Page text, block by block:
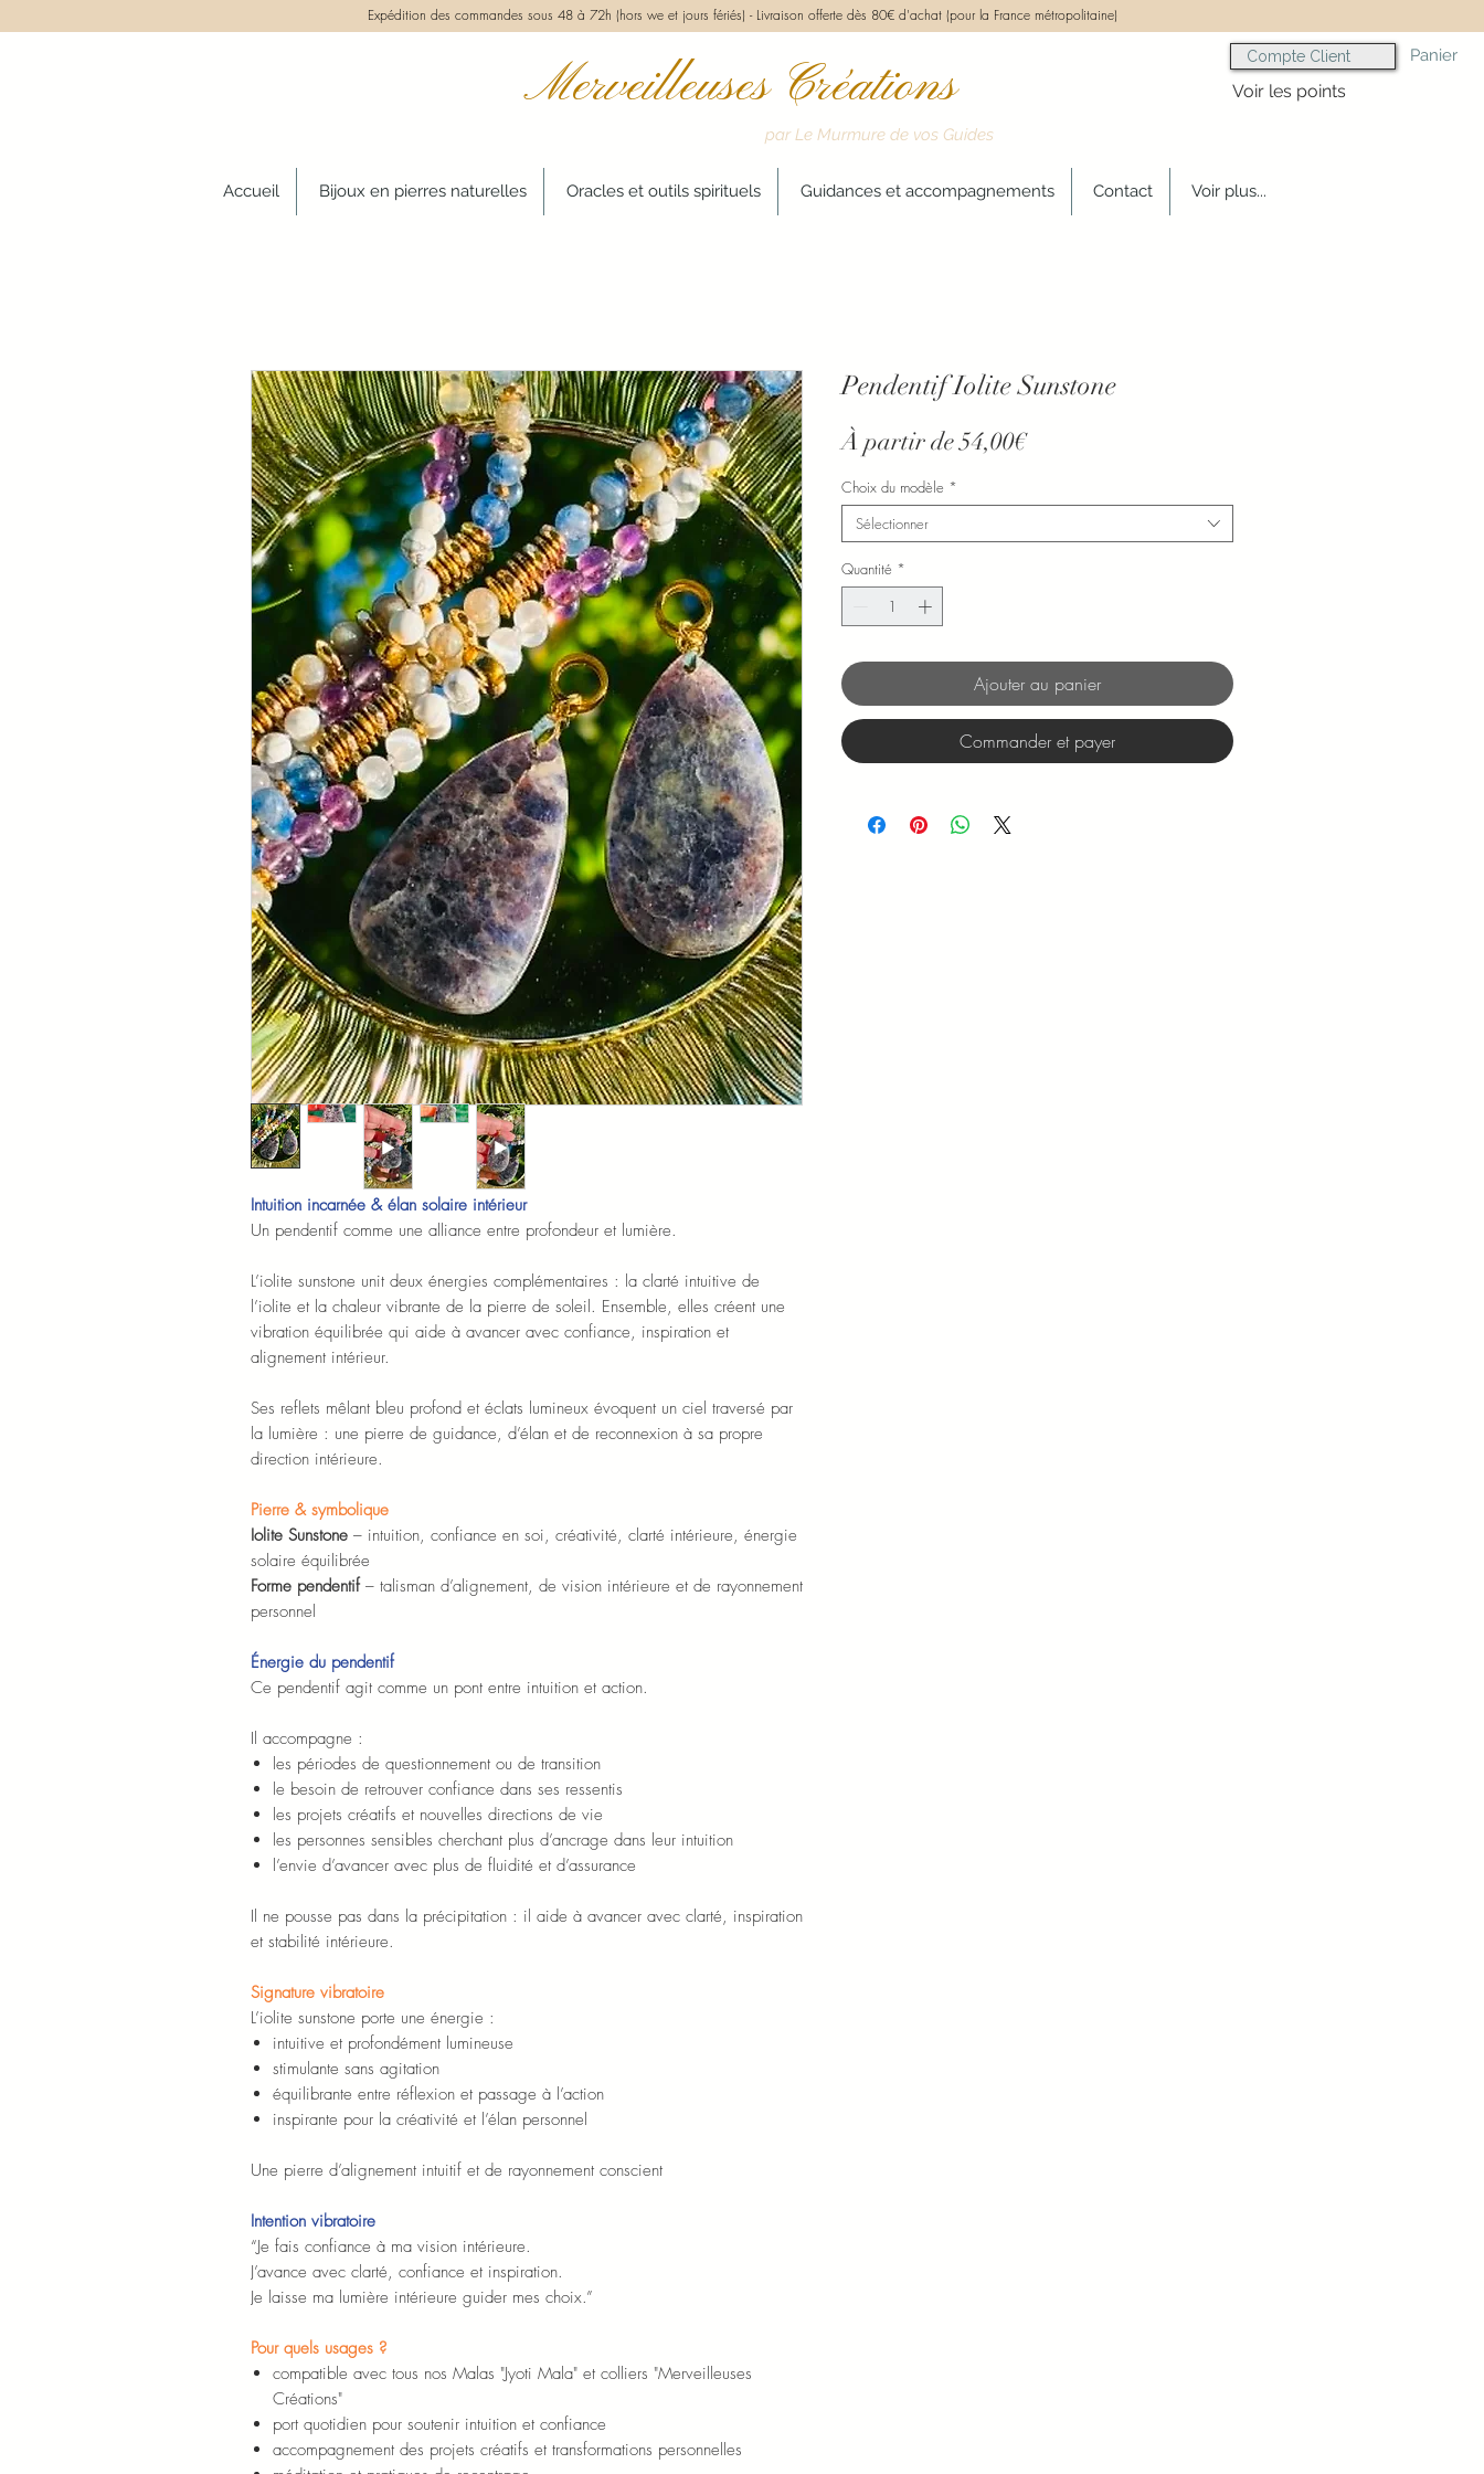
Expédition des commandes sous 48 à 72h (hors we et jours fériés) - Livraison offerte dès 80€ d'achat (pour la France métropolitaine)
Merveilleuses Créations Panier
Compte Client
Voir les points
par Le Murmure de vos Guides
Accueil Bijoux en pierres naturelles Oracles et outils spirituels Guidances et accompagnements Contact Voir plus...
Intuition incarnée & élan solaire intérieur
Un pendentif comme une alliance entre profondeur et lumière.
L’iolite sunstone unit deux énergies complémentaires : la clarté intuitive de
l’iolite et la chaleur vibrante de la pierre de soleil. Ensemble, elles créent une
vibration équilibrée qui aide à avancer avec confiance, inspiration et
alignement intérieur.
Ses reflets mêlant bleu profond et éclats lumineux évoquent un ciel traversé par
la lumière : une pierre de guidance, d’élan et de reconnexion à sa propre
direction intérieure.
Pierre & symbolique
Iolite Sunstone – intuition, confiance en soi, créativité, clarté intérieure, énergie
solaire équilibrée
Forme pendentif– talisman d’alignement, de vision intérieure et de rayonnement
personnel
Énergie du pendentif
Ce pendentif agit comme un pont entre intuition et action.
Il accompagne :
les périodes de questionnement ou de transition
le besoin de retrouver confiance dans ses ressentis
les projets créatifs et nouvelles directions de vie
les personnes sensibles cherchant plus d’ancrage dans leur intuition
l’envie d’avancer avec plus de fluidité et d’assurance
Il ne pousse pas dans la précipitation : il aide à avancer avec clarté, inspiration
et stabilité intérieure.
Signature vibratoire
L’iolite sunstone porte une énergie :
intuitive et profondément lumineuse
stimulante sans agitation
équilibrante entre réflexion et passage à l’action
inspirante pour la créativité et l’élan personnel
Une pierre d’alignement intuitif et de rayonnement conscient
Intention vibratoire
“Je fais confiance à ma vision intérieure.
J’avance avec clarté, confiance et inspiration.
Je laisse ma lumière intérieure guider mes choix.”
Pour quels usages ?
compatible avec tous nos Malas "Jyoti Mala" et colliers "Merveilleuses
Créations"
port quotidien pour soutenir intuition et confiance
accompagnement des projets créatifs et transformations personnelles
Pendentif Iolite Sunstone
À partir de54,00€Prix
Choix du modèle *
Sélectionner
Quantité *
Ajouter au panier
Commander et payer